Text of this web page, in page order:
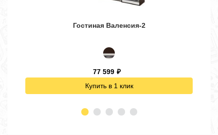
Гостиная Валенсия-2
77 599 ₽
Купить в 1 клик